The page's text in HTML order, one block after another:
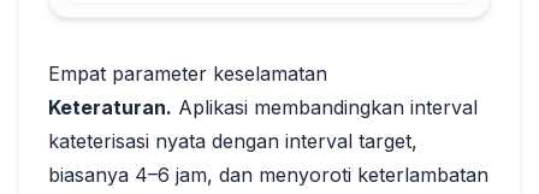
Empat parameter keselamatan
Keteraturan. Aplikasi membandingkan interval
kateterisasi nyata dengan interval target,
biasanya 4–6 jam, dan menyoroti keterlambatan